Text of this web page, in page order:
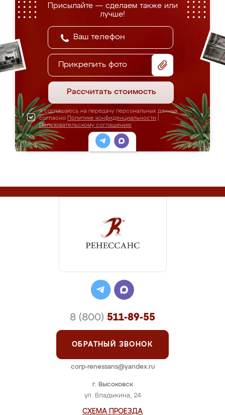
Присылайте — сделаем также или
лучше!
Прикрепить фото
Рассчитать стоимость
Я соглашаюсь на передачу персональных данных
согласно Политике конфиденциальности
Пользовательскому соглашению
г. Высоковск
ул. Владыкина, 24
СХЕМА ПРОЕЗДА
8 (800) 511-89-55
ОБРАТНЫЙ ЗВОНОК
corp-renessans@yandex.ru